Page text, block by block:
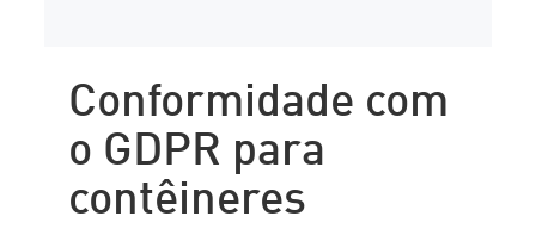
Conformidade com
o GDPR para
contêineres